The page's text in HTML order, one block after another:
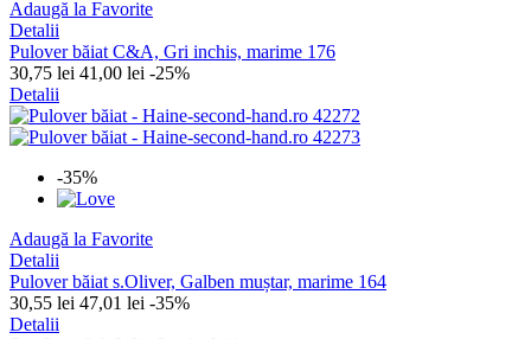
Adaugă la Favorite
Detalii
Pulover băiat C&A, Gri inchis, marime 176
30,75 lei 41,00 lei -25%
Detalii
-35%
Adaugă la Favorite
Detalii
Pulover băiat s.Oliver, Galben muștar, marime 164
30,55 lei 47,01 lei -35%
Detalii